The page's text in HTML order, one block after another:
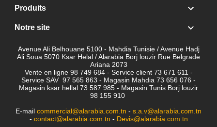
Produits 
Notre site 
Avenue Ali Belhouane 5100 - Mahdia Tunisie / Avenue Hadj
Ali Soua 5070 Ksar Helal / Alarabia Borj louzir Rue Belgrade
Ariana 2073
Vente en ligne 98 749 684 - Service client 73 671 611 -
Service SAV 97 565 863 - Magasin Mahdia 73 656 076 -
Magasin ksar hellal 73 587 985 - Magasin Tunis Borj louzir
98 155 910
E-mail commercial@alarabia.com.tn - s.a.v@alarabia.com.tn
- contact@alarabia.com.tn - Devis@alarabia.com.tn